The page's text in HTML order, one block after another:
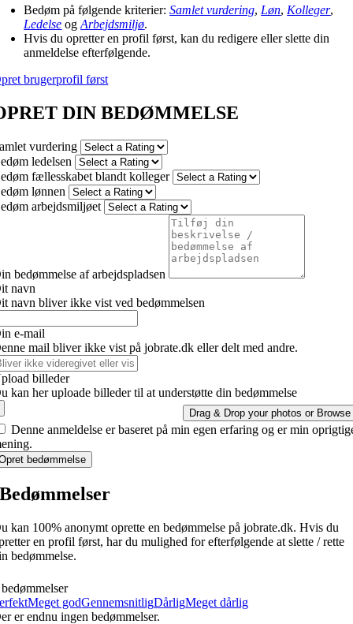
Bedøm på følgende kriterier:Samlet vurdering, Løn, Kolleger,
Ledelse ogArbejdsmiljø.
Hvis du opretter en profil først, kan du redigere eller slette din
anmeldelse efterfølgende.
brugerprofil først
DIN BEDØMMELSE
vurdering
ledelsen
fællesskabet blandt kolleger
lønnen
arbejdsmiljøet
bedømmelse af arbejdspladsen
navn
navn bliver ikke vist ved bedømmelsen
e-mail
mail bliver ikke vist på jobrate.dk eller delt med andre.
billeder
kan her uploade billeder til at understøtte din bedømmelse
Drag & Drop your photos or Browse
Denne anmeldelse er baseret på min egen erfaring og er min
bedømmelse
Bedømmelser
kan 100% anonymt oprette en bedømmelse på jobrate.dk. Hvis du
en profil først, har du mulighed for efterfølgende at slette / rette
bedømmelse.
Meget godGennemsnitligDårligMeget dårlig
er endnu ingen bedømmelser.